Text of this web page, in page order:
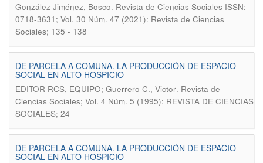
González Jiménez, Bosco. Revista de Ciencias Sociales ISSN:
0718-3631; Vol. 30 Núm. 47 (2021): Revista de Ciencias
Sociales; 135 - 138
DE PARCELA A COMUNA. LA PRODUCCIÓN DE ESPACIO
SOCIAL EN ALTO HOSPICIO
EDITOR RCS, EQUIPO; Guerrero C., Victor. Revista de
Ciencias Sociales; Vol. 4 Núm. 5 (1995): REVISTA DE CIENCIAS
SOCIALES; 24
DE PARCELA A COMUNA. LA PRODUCCIÓN DE ESPACIO
SOCIAL EN ALTO HOSPICIO